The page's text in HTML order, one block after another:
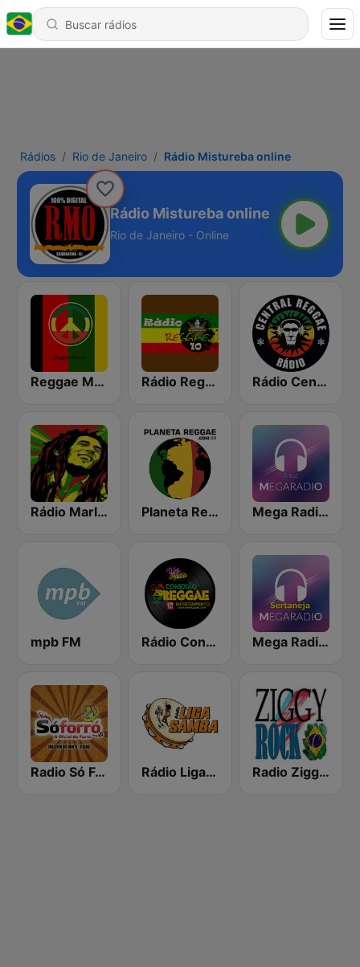
Rádios Rio de Janeiro Rádio Mistureba online
Rádio Mistureba online
Rio de Janeiro - Online
Reggae Mania Rádio Reggae 10 Rádio Central Reggae
Rádio Marley Planeta Reggae Mega Radio Axe
mpb FM Rádio Conexão Reggae Mega Radio Sertanejo
Radio Só Forro FM Rádio Liga Samba Radio Ziggy Rock Brasil